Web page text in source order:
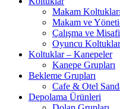
Makam Koltukları
Makam ve
Çalışma ve
Oyuncu
Koltuklar – Kanepeler
Kanepe Grupları
Bekleme Grupları
Cafe & Otel
Depolama Ürünleri